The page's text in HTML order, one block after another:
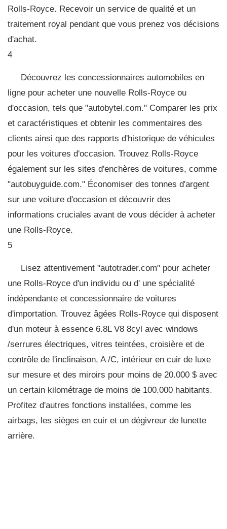
Rolls-Royce. Recevoir un service de qualité et un
traitement royal pendant que vous prenez vos décisions
d'achat.
4
Découvrez les concessionnaires automobiles en
ligne pour acheter une nouvelle Rolls-Royce ou
d'occasion, tels que "autobytel.com." Comparer les prix
et caractéristiques et obtenir les commentaires des
clients ainsi que des rapports d'historique de véhicules
pour les voitures d'occasion. Trouvez Rolls-Royce
également sur les sites d'enchères de voitures, comme
"autobuyguide.com." Économiser des tonnes d'argent
sur une voiture d'occasion et découvrir des
informations cruciales avant de vous décider à acheter
une Rolls-Royce.
5
Lisez attentivement "autotrader.com" pour acheter
une Rolls-Royce d'un individu ou d' une spécialité
indépendante et concessionnaire de voitures
d'importation. Trouvez âgées Rolls-Royce qui disposent
d'un moteur à essence 6.8L V8 8cyl avec windows
/serrures électriques, vitres teintées, croisière et de
contrôle de l'inclinaison, A /C, intérieur en cuir de luxe
sur mesure et des miroirs pour moins de 20.000 $ avec
un certain kilométrage de moins de 100.000 habitants.
Profitez d'autres fonctions installées, comme les
airbags, les sièges en cuir et un dégivreur de lunette
arrière.